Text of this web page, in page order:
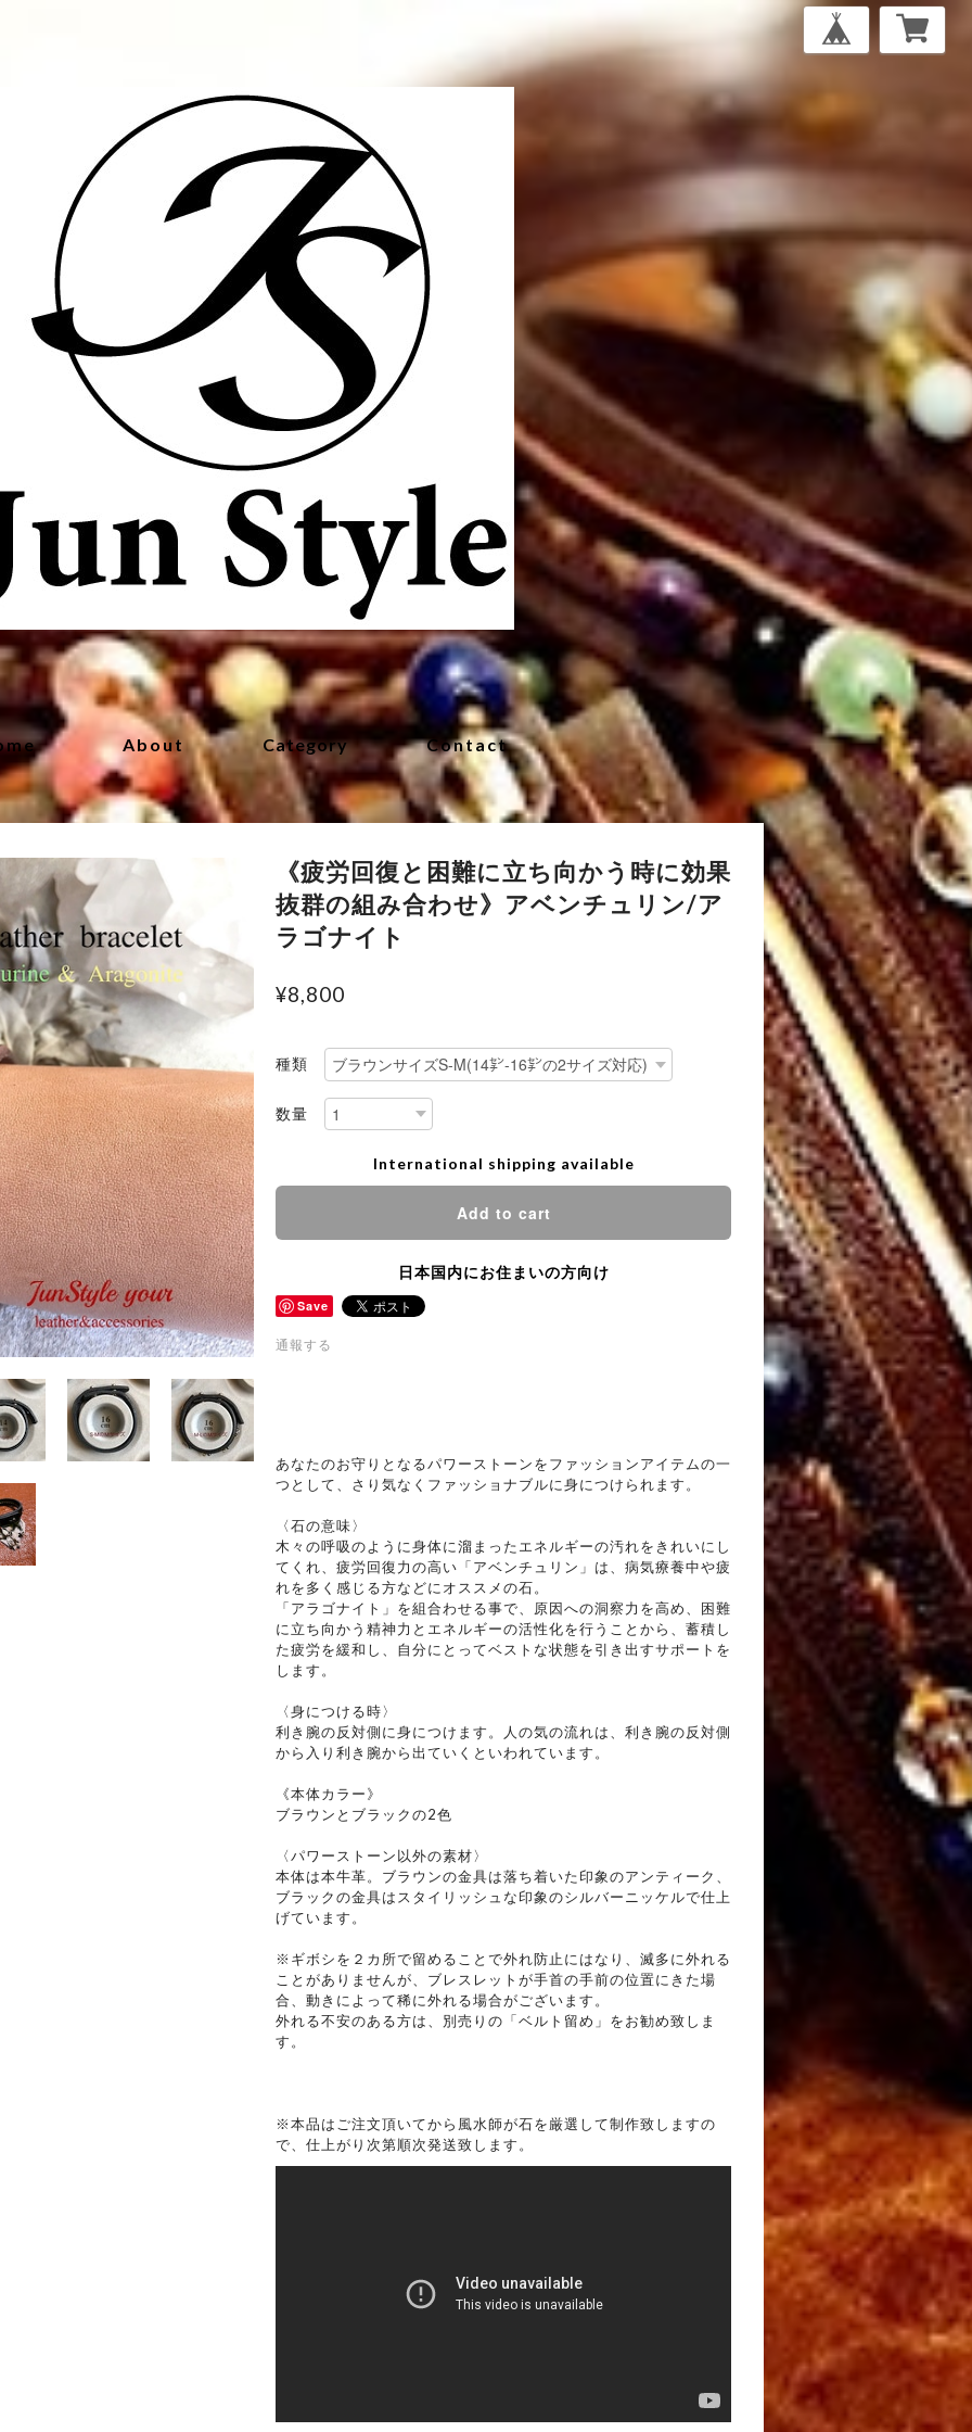
About Category Contact
《疲労回復と困難に立ち向かう時に効果
抜群の組み合わせ》アベンチュリン/ア
ラゴナイト
¥8,800
種類
数量
International shipping available
Add to cart
日本国内にお住まいの方向け
Save
通報する
あなたのお守りとなるパワーストーンをファッションアイテムの一
つとして、さり気なくファッショナブルに身につけられます。
〈石の意味〉
木々の呼吸のように身体に溜まったエネルギーの汚れをきれいにし
てくれ、疲労回復力の高い「アベンチュリン」は、病気療養中や疲
れを多く感じる方などにオススメの石。
「アラゴナイト」を組合わせる事で、原因への洞察力を高め、困難
に立ち向かう精神力とエネルギーの活性化を行うことから、蓄積し
た疲労を緩和し、自分にとってベストな状態を引き出すサポートを
します。
〈身につける時〉
利き腕の反対側に身につけます。人の気の流れは、利き腕の反対側
から入り利き腕から出ていくといわれています。
《本体カラー》
ブラウンとブラックの2色
〈パワーストーン以外の素材〉
本体は本牛革。ブラウンの金具は落ち着いた印象のアンティーク、
ブラックの金具はスタイリッシュな印象のシルバーニッケルで仕上
げています。
※ギボシを２カ所で留めることで外れ防止にはなり、滅多に外れる
ことがありませんが、ブレスレットが手首の手前の位置にきた場
合、動きによって稀に外れる場合がございます。
外れる不安のある方は、別売りの「ベルト留め」をお勧め致しま
す。
※本品はご注文頂いてから風水師が石を厳選して制作致しますの
で、仕上がり次第順次発送致します。